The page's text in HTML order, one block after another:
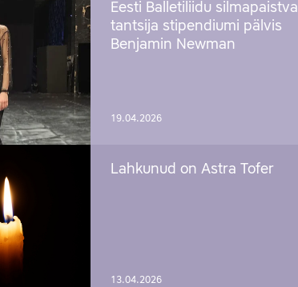
Eesti Balletiliidu silmapaistva
tantsija stipendiumi pälvis
Benjamin Newman
19.04.2026
Lahkunud on Astra Tofer
13.04.2026